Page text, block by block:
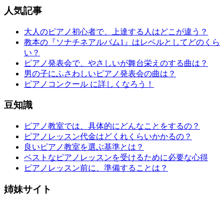
人気記事
大人のピアノ初心者で、上達する人はどこが違う？
教本の『ソナチネアルバム1』はレベルとしてどのくら
い？
ピアノ発表会で、やさしいが舞台栄えのする曲は？
男の子にふさわしいピアノ発表会の曲は？
ピアノコンクール に詳しくなろう！
豆知識
ピアノ教室では、具体的にどんなことをするの？
ピアノレッスン代金はどくれくらいかかるの？
良いピアノ教室を選ぶ基準とは？
ベストなピアノレッスンを受けるために必要な心得
ピアノレッスン前に、準備することは？
姉妹サイト